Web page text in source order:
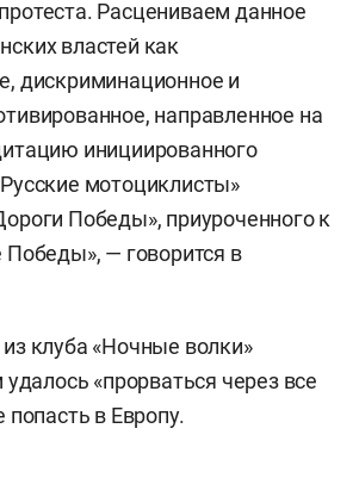
Расцениваем данное
властей как
дискриминационное и
направленное на
инициированного
мотоциклисты»
Победы», приуроченного к
— говорится в
клуба «Ночные волки»
«прорваться через все
попасть в Европу.